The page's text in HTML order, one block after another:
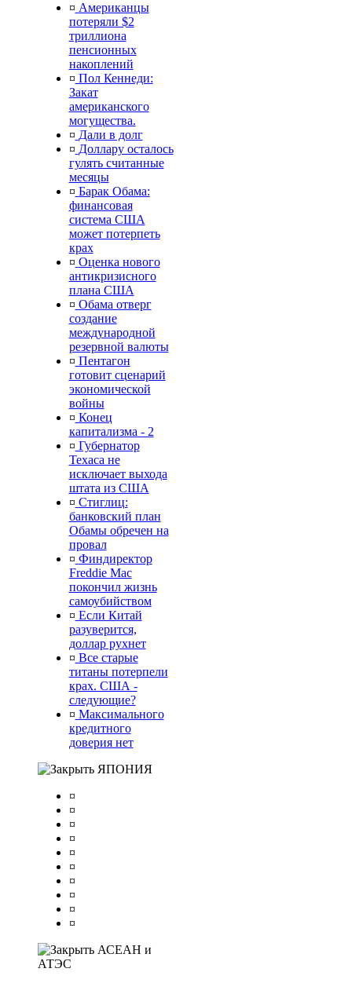
¤ Американцы
потеряли $2
триллиона
пенсионных
накоплений
¤ Пол Кеннеди:
Закат
американского
могущества.
¤ Дали в долг
¤ Доллару осталось
гулять считанные
месяцы
¤ Барак Обама:
финансовая
система США
может потерпеть
крах
¤ Оценка нового
антикризисного
плана США
¤ Обама отверг
создание
международной
резервной валюты
¤ Пентагон
готовит сценарий
экономической
войны
¤ Конец
капитализма - 2
¤ Губернатор
Техаса не
исключает выхода
штата из США
¤ Стиглиц:
банковский план
Обамы обречен на
провал
¤ Финдиректор
Freddie Mac
покончил жизнь
самоубийством
¤ Если Китай
разуверится,
доллар рухнет
¤ Все старые
титаны потерпели
крах. США -
следующие?
¤ Максимального
кредитного
доверия нет
ЯПОНИЯ
¤
¤
¤
¤
¤
¤
¤
¤
¤
¤
АСЕАН и
АТЭС